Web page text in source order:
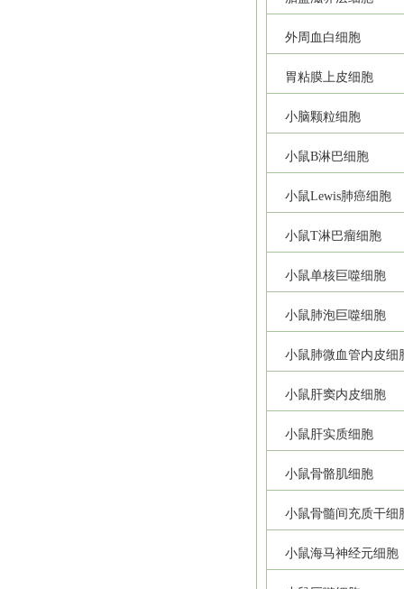
外周血白细胞
胃粘膜上皮细胞
小脑颗粒细胞
小鼠B淋巴细胞
小鼠Lewis肺癌细胞
小鼠T淋巴瘤细胞
小鼠单核巨噬细胞
小鼠肺泡巨噬细胞
小鼠肺微血管内皮细
小鼠肝窦内皮细胞
小鼠肝实质细胞
小鼠骨骼肌细胞
小鼠骨髓间充质干细
小鼠海马神经元细胞